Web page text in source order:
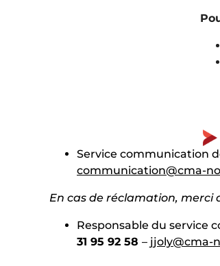
Service communication
communication@cma-
En cas de réclamation, merci
Responsable du service
31 95 92 58 – jjoly@cma-